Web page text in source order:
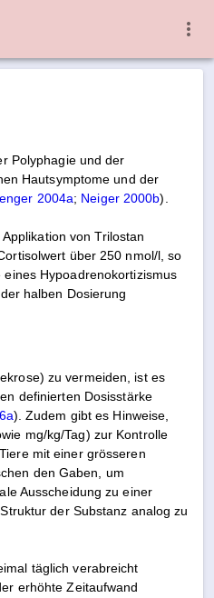
Polyphagie und der
Hautsymptome und der
2004a; Neiger 2000b).
von Trilostan
über 250 nmol/l, so
Hypoadrenokortizismus
halben Dosierung
zu vermeiden, ist es
definierten Dosisstärke
). Zudem gibt es Hinweise,
mg/kg/Tag) zur Kontrolle
mit einer grösseren
den Gaben, um
Ausscheidung zu einer
der Substanz analog zu
täglich verabreicht
erhöhte Zeitaufwand